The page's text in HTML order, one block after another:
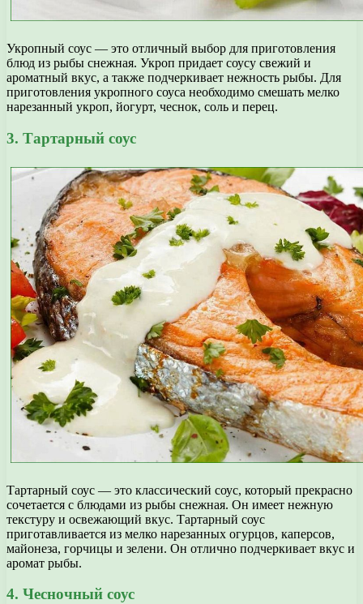
Укропный соус — это отличный выбор для приготовления
блюд из рыбы снежная. Укроп придает соусу свежий и
ароматный вкус, а также подчеркивает нежность рыбы. Для
приготовления укропного соуса необходимо смешать мелко
нарезанный укроп, йогурт, чеснок, соль и перец.
3. Тартарный соус
Тартарный соус — это классический соус, который прекрасно
сочетается с блюдами из рыбы снежная. Он имеет нежную
текстуру и освежающий вкус. Тартарный соус
приготавливается из мелко нарезанных огурцов, каперсов,
майонеза, горчицы и зелени. Он отлично подчеркивает вкус и
аромат рыбы.
4. Чесночный соус